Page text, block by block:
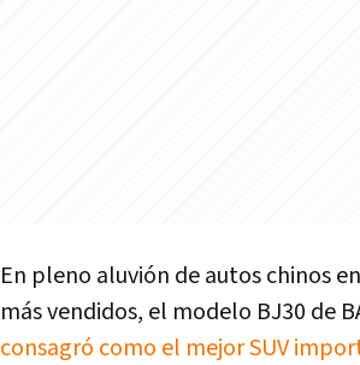
En pleno aluvión de autos chinos
más vendidos, el modelo BJ30 de
consagró como el mejor SUV